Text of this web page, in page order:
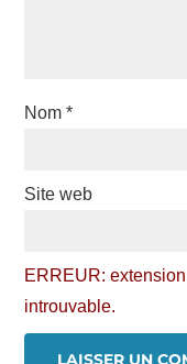
Nom*
Site web
ERREUR:
introuvable.